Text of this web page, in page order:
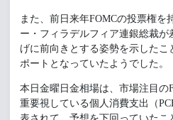
また、前日来年FOMCの投票権を
ー・フィラデルフィア連銀総裁
げに前向きとする姿勢を示した
ポートとなっていたようでした。
本日金曜日金相場は、市場注目の
重要視している個人消費支出（